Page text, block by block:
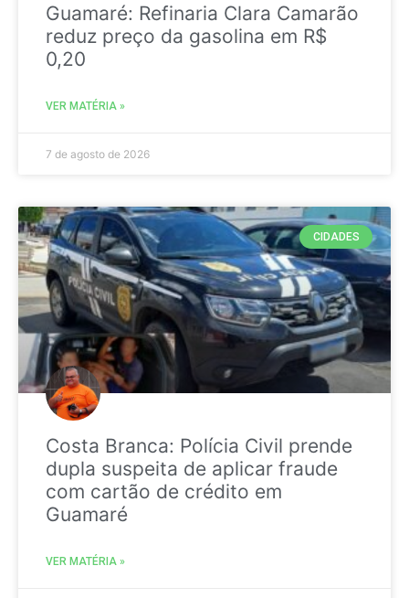
Guamaré: Refinaria Clara Camarão
reduz preço da gasolina em R$
0,20
VER MATÉRIA »
7 de agosto de 2026
CIDADES
Costa Branca: Polícia Civil prende
dupla suspeita de aplicar fraude
com cartão de crédito em
Guamaré
VER MATÉRIA »